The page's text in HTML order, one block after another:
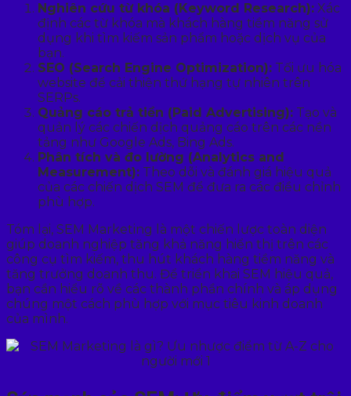
Nghiên cứu từ khóa (Keyword Research): Xác
định các từ khóa mà khách hàng tiềm năng sử
dụng khi tìm kiếm sản phẩm hoặc dịch vụ của
bạn.
SEO (Search Engine Optimization): Tối ưu hóa
website để cải thiện thứ hạng tự nhiên trên
SERPs.
Quảng cáo trả tiền (Paid Advertising): Tạo và
quản lý các chiến dịch quảng cáo trên các nền
tảng như Google Ads, Bing Ads.
Phân tích và đo lường (Analytics and
Measurement): Theo dõi và đánh giá hiệu quả
của các chiến dịch SEM để đưa ra các điều chỉnh
phù hợp.
Tóm lại, SEM Marketing là một chiến lược toàn diện
giúp doanh nghiệp tăng khả năng hiển thị trên các
công cụ tìm kiếm, thu hút khách hàng tiềm năng và
tăng trưởng doanh thu. Để triển khai SEM hiệu quả,
bạn cần hiểu rõ về các thành phần chính và áp dụng
chúng một cách phù hợp với mục tiêu kinh doanh
của mình.